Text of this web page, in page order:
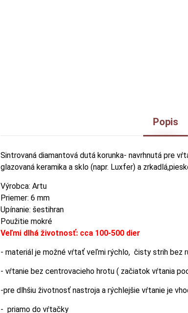
Popis
Sintrovaná diamantová dutá korunka- navrhnutá pre
glazovaná keramika a sklo (napr. Luxfer) a
Výrobca: Artu
Priemer: 6 mm
Upínanie: šestihran
Použitie mokré
Veľmi dlhá životnosť: cca 100-500 dier
- materiál je možné vŕtať veľmi rýchlo, čisty strih bez
- vŕtanie bez centrovacieho hrotu ( začiatok vŕtania
-pre dlhšiu životnosť nastroja a rýchlejšie vŕtanie je
- priamo do vŕtačky